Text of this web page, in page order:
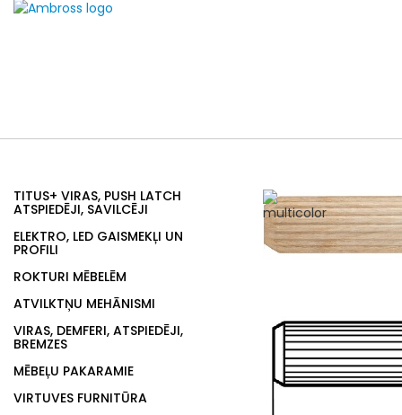
TITUS+ VIRAS, PUSH LATCH
ATSPIEDĒJI, SAVILCĒJI
ELEKTRO, LED GAISMEKĻI UN
PROFILI
ROKTURI MĒBELĒM
ATVILKTŅU MEHĀNISMI
VIRAS, DEMFERI, ATSPIEDĒJI,
BREMZES
MĒBEĻU PAKARAMIE
VIRTUVES FURNITŪRA